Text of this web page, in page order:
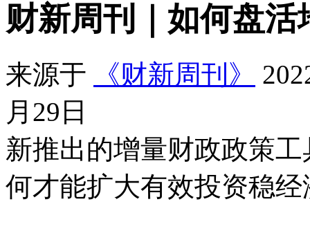
财新周刊｜如何盘
来源于 《财新周刊》
月29日
新推出的增量财政政策
何才能扩大有效投资稳经